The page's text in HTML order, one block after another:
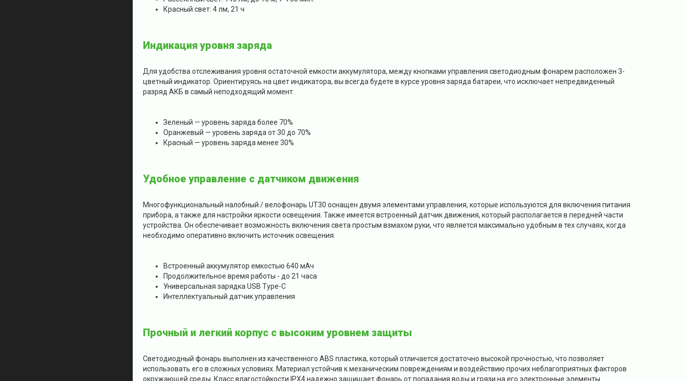
Красный свет: 4 лм, 21 ч
Индикация уровня заряда
Для удобства отслеживания уровня остаточной емкости аккумулятора, между кнопками управления светодиодным фонарем расположен 3-
цветный индикатор. Ориентируясь на цвет индикатора, вы всегда будете в курсе уровня заряда батареи, что исключает непредвиденный
разряд АКБ в самый неподходящий момент.
Зеленый — уровень заряда более 70%
Оранжевый — уровень заряда от 30 до 70%
Красный — уровень заряда менее 30%
Удобное управление с датчиком движения
Многофункциональный налобный / велофонарь UT30 оснащен двумя элементами управления, которые используются для включения питания
прибора, а также для настройки яркости освещения. Также имеется встроенный датчик движения, который располагается в передней части
устройства. Он обеспечивает возможность включения света простым взмахом руки, что является максимально удобным в тех случаях, когда
необходимо оперативно включить источник освещения.
Встроенный аккумулятор емкостью 640 мАч
Продолжительное время работы - до 21 часа
Универсальная зарядка USB Type-C
Интеллектуальный датчик управления
Прочный и легкий корпус с высоким уровнем защиты
Светодиодный фонарь выполнен из качественного ABS пластика, который отличается достаточно высокой прочностью, что позволяет
использовать его в сложных условиях. Материал устойчив к механическим повреждениям и воздействию прочих неблагоприятных факторов
окружающей среды. Класс влагостойкости IPX4 надежно защищает фонарь от попадания воды и грязи на его электронные элементы.